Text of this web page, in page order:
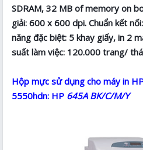
SDRAM, 32 MB of memory on
giải: 600 x 600 dpi. Chuẩn kết
năng đặc biệt: 5 khay giấy, in 2
suất làm việc: 120.000 trang/
Hộp mực sử dụng cho máy in
5550hdn: HP 645A BK/C/M/Y